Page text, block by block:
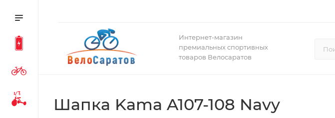
Интернет-магазин
премиальных спортивных
товаров Велосаратов
Шапка Kama A107-108 Navy